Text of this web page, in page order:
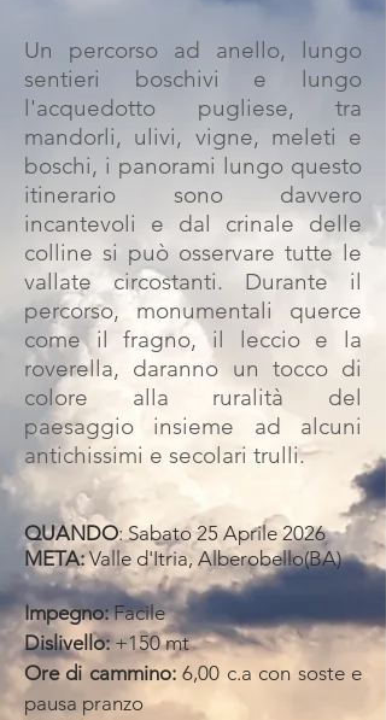
Un percorso ad anello, lungo
sentieri boschivi e lungo
l'acquedotto pugliese, tra
mandorli, ulivi, vigne, meleti e
boschi, i panorami lungo questo
itinerario sono davvero
incantevoli e dal crinale delle
colline si può osservare tutte le
vallate circostanti. Durante il
percorso, monumentali querce
come il fragno, il leccio e la
roverella, daranno un tocco di
colore alla ruralità del
paesaggio insieme ad alcuni
antichissimi e secolari trulli.
QUANDO: Sabato 25 Aprile 2026
META:Valle d'Itria, Alberobello(BA)
Impegno:Facile
Dislivello:+150 mt
Ore di cammino:6,00 c.a con soste e
pausa pranzo